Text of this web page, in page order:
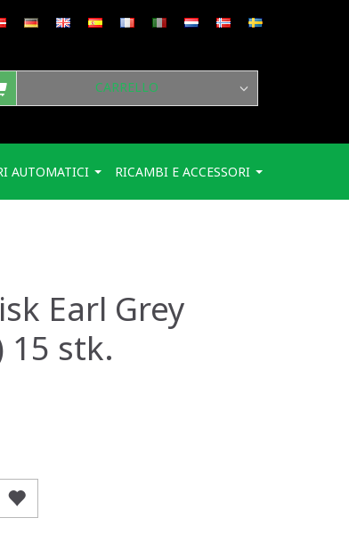
CARRELLO
AUTOMATICI RICAMBI E ACCESSORI
Earl Grey
stk.